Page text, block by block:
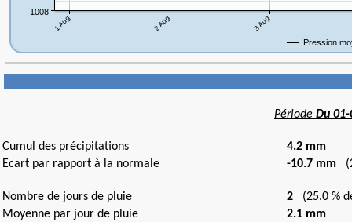
Période Du
Cumul des précipitations
4.2 mm
Ecart par rapport à la normale
-10.7 mm
Nombre de jours de pluie 2 (25.0 %
Moyenne par jour de pluie
2.1 mm